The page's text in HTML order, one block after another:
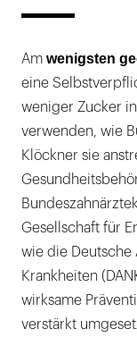
Am wenigsten
eine
weniger Zucker
verwenden, wie
Klöckner sie
Gesellschaft für
wie die Deutsche
Krankheiten
wirksame
verstärkt